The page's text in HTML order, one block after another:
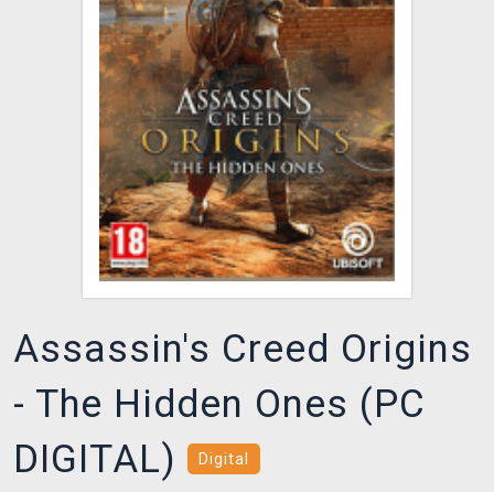
DOPRAVA
XZONE KLUB
TCG & BOARDGAME HUB
VÝKUP HER (BAZAR)
Assassin's Creed Origins
- The Hidden Ones (PC
DIGITAL)
Digital